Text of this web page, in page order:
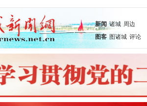
新闻 诸城 周边
图客 图诸城 评论